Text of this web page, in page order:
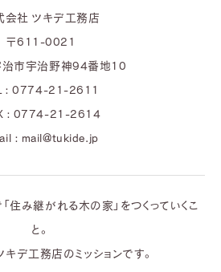
会社 ツキデ工務店
〒611-0021
治市宇治野神94番地10
: 0774-21-2611
: 0774-21-2614
: mail@tukide.jp
住み継がれる木の家」をつくっていくこ
と。
デ工務店のミッションです。